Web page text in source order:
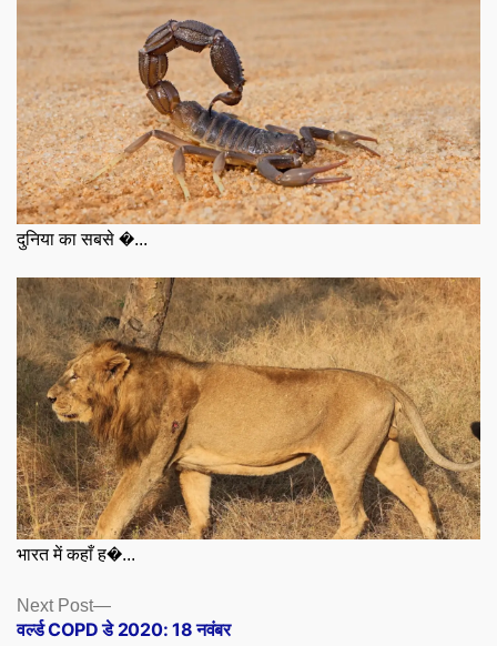
दुनिया का सबसे �...
भारत में कहाँ ह�...
Posts
navigation
Next Post
Next
post:
वर्ल्ड COPD डे 2020: 18 नवंबर